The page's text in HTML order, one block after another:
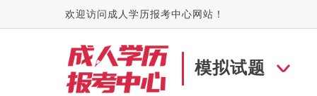
欢迎访问成人学历报考中心网站！
模拟试题